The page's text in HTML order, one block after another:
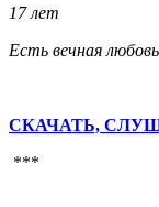
17 лет
Есть вечная любовь
СКАЧАТЬ,
***